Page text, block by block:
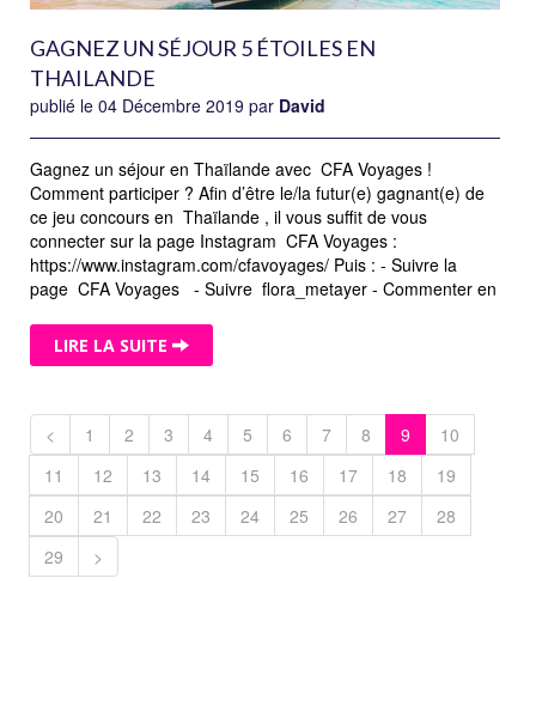
GAGNEZ UN SÉJOUR 5 ÉTOILES EN
THAILANDE
publié le 04 Décembre 2019 par David
Gagnez un séjour en Thaïlande avec CFA Voyages !
Comment participer ? Afin d’être le/la futur(e) gagnant(e) de
ce jeu concours en Thaïlande , il vous suffit de vous
connecter sur la page Instagram CFA Voyages :
https://www.instagram.com/cfavoyages/ Puis : - Suivre la
page CFA Voyages - Suivre flora_metayer - Commenter en
LIRE LA SUITE
< 1 2 3 4 5 6 7 8 9
10
11
12 13 14 15 16 17 18
19
20
21 22 23 24 25 26 27
28
29
>